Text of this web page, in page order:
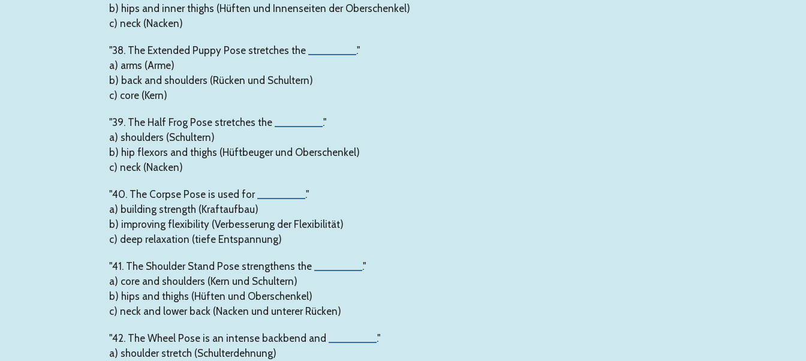
b) hips and inner thighs (Hüften und Innenseiten der Oberschenkel)
c) neck (Nacken)
"38. The Extended Puppy Pose stretches the
."
a) arms (Arme)
b) back and shoulders (Rücken und Schultern)
c) core (Kern)
"39. The Half Frog Pose stretches the
."
a) shoulders (Schultern)
b) hip flexors and thighs (Hüftbeuger und Oberschenkel)
c) neck (Nacken)
"40. The Corpse Pose is used for
."
a) building strength (Kraftaufbau)
b) improving flexibility (Verbesserung der Flexibilität)
c) deep relaxation (tiefe Entspannung)
"41. The Shoulder Stand Pose strengthens the
."
a) core and shoulders (Kern und Schultern)
b) hips and thighs (Hüften und Oberschenkel)
c) neck and lower back (Nacken und unterer Rücken)
"42. The Wheel Pose is an intense backbend and
."
a) shoulder stretch (Schulterdehnung)